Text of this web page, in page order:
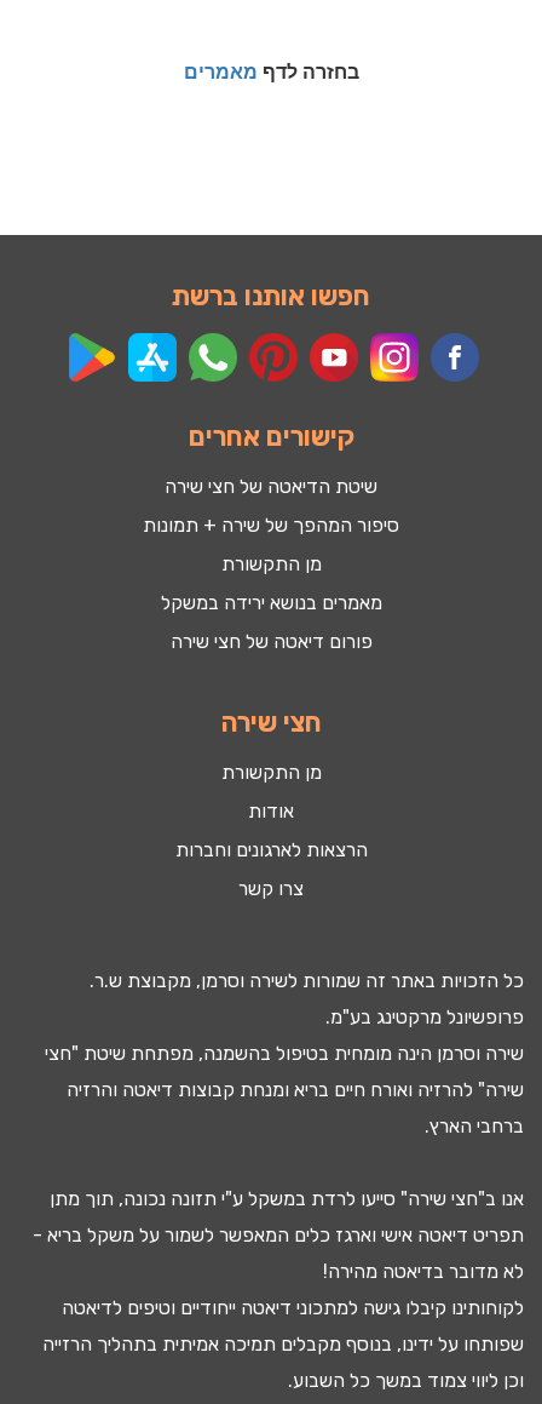
בחזרה לדף מאמרים
חפשו אותנו ברשת
קישורים אחרים
שיטת הדיאטה של חצי שירה
סיפור המהפך של שירה + תמונות
מן התקשורת
מאמרים בנושא ירידה במשקל
פורום דיאטה של חצי שירה
חצי שירה
מן התקשורת
אודות
הרצאות לארגונים וחברות
צרו קשר
כל הזכויות באתר זה שמורות לשירה וסרמן, מקבוצת ש.ר.
פרופשיונל מרקטינג בע"מ.
שירה וסרמן הינה מומחית בטיפול בהשמנה, מפתחת שיטת "חצי
שירה" להרזיה ואורח חיים בריא ומנחת קבוצות דיאטה והרזיה
ברחבי הארץ.
אנו ב"חצי שירה" סייעו לרדת במשקל ע"י תזונה נכונה, תוך מתן
תפריט דיאטה אישי וארגז כלים המאפשר לשמור על משקל בריא -
לא מדובר בדיאטה מהירה!
לקוחותינו קיבלו גישה למתכוני דיאטה ייחודיים וטיפים לדיאטה
שפותחו על ידינו, בנוסף מקבלים תמיכה אמיתית בתהליך הרזייה
וכן ליווי צמוד במשך כל השבוע.